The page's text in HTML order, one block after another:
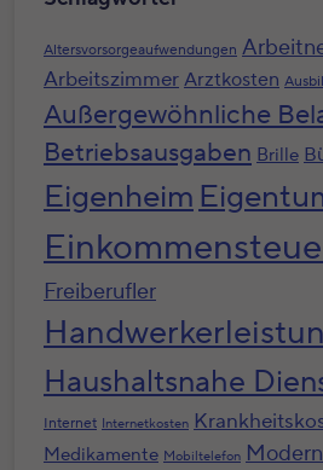
Altersvorsorgeaufwendungen
Arbeitszimmer Arztkosten
Außergewöhnliche
Betriebsausgaben Brille
Eigenheim
Freiberufler
Haushaltsnahe
Internet Internetkosten
Medikamente Mobiltelefon